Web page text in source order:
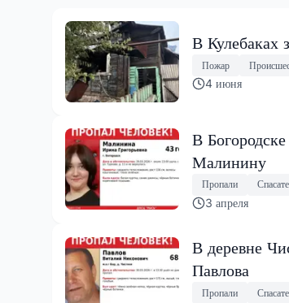
В Кулебаках
Пожар
4 июня
В
Малинину
Пропали
3 апреля
В деревне
Павлова
Пропали